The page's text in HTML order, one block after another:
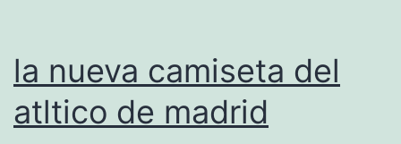
la nueva camiseta del
atltico de madrid